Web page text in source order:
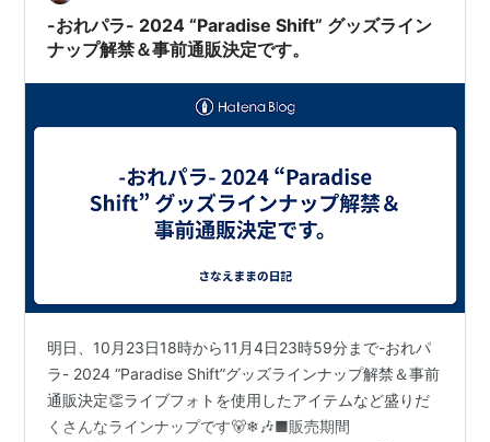
ル付近でしたが 親がもう、疲れたと 試乗体験もあって、
出たてのCX…
-おれパラ- 2024 “Paradise Shift” グッズライン
ナップ解禁＆事前通販決定です。
明日、10月23日18時から11月4日23時59分まで-おれパ
ラ- 2024 “Paradise Shift”グッズラインナップ解禁＆事前
通販決定👏ライブフォトを使用したアイテムなど盛りだ
くさんなラインナップです🐻‍❄🎶■販売期間